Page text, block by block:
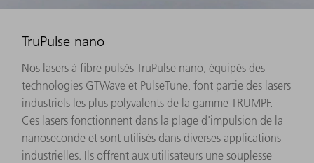
TruPulse nano
Nos lasers à fibre pulsés TruPulse nano, équipés des
technologies GTWave et PulseTune, font partie des lasers
industriels les plus polyvalents de la gamme TRUMPF.
Ces lasers fonctionnent dans la plage d'impulsion de la
nanoseconde et sont utilisés dans diverses applications
industrielles. Ils offrent aux utilisateurs une souplesse